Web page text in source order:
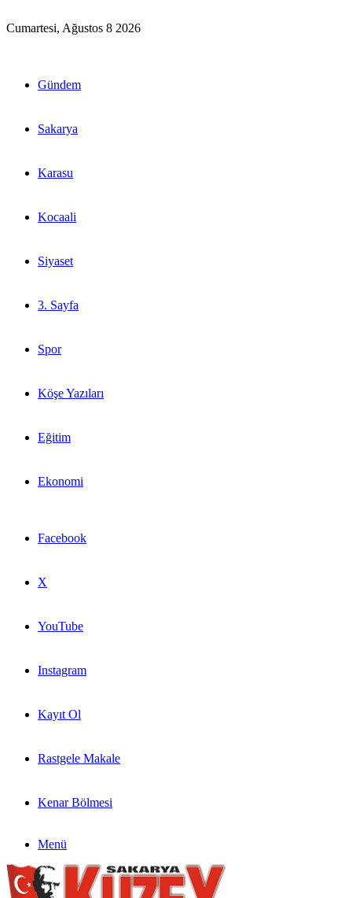
Cumartesi, Ağustos 8 2026
Gündem
Sakarya
Karasu
Kocaali
Siyaset
3. Sayfa
Spor
Köşe Yazıları
Eğitim
Ekonomi
Facebook
X
YouTube
Instagram
Kayıt Ol
Rastgele Makale
Kenar Bölmesi
Menü